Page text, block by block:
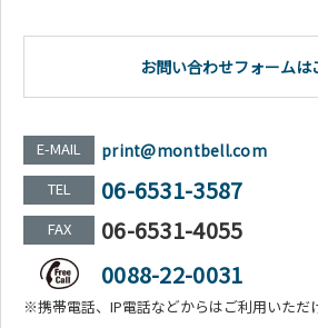
お問い合わせフォームは
E-MAIL print@montbell.com
TEL 06-6531-3587
FAX
06-6531-4055
0088-22-0031
※携帯電話、IP電話などからはご利用いただ